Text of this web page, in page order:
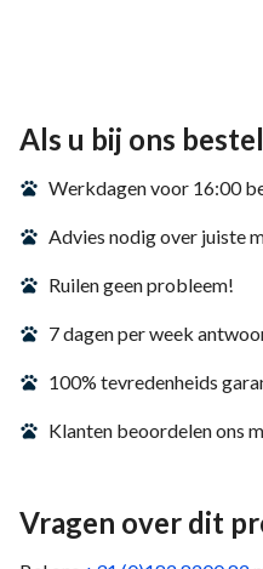
Als u bij ons
Werkdagen voor 16:00
Advies nodig over juiste
Ruilen geen probleem!
7 dagen per week
100% tevredenheids
Klanten beoordelen ons
Vragen over dit